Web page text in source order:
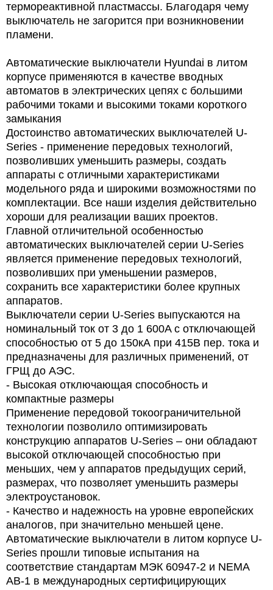
термореактивной пластмассы. Благодаря чему
выключатель не загорится при возникновении
пламени.
Автоматические выключатели Hyundai в литом
корпусе применяются в качестве вводных
автоматов в электрических цепях с большими
рабочими токами и высокими токами короткого
замыкания
Достоинство автоматических выключателей U-
Series - применение передовых технологий,
позволивших уменьшить размеры, создать
аппараты с отличными характеристиками
модельного ряда и широкими возможностями по
комплектации. Все наши изделия действительно
хороши для реализации ваших проектов.
Главной отличительной особенностью
автоматических выключателей серии U-Series
является применение передовых технологий,
позволивших при уменьшении размеров,
сохранить все характеристики более крупных
аппаратов.
Выключатели серии U-Series выпускаются на
номинальный ток от 3 до 1 600A с отключающей
способностью от 5 до 150кА при 415В пер. тока и
предназначены для различных применений, от
ГРЩ до АЭС.
- Высокая отключающая способность и
компактные размеры
Применение передовой токоограничительной
технологии позволило оптимизировать
конструкцию аппаратов U-Series – они обладают
высокой отключающей способностью при
меньших, чем у аппаратов предыдущих серий,
размерах, что позволяет уменьшить размеры
электроустановок.
- Качество и надежность на уровне европейских
аналогов, при значительно меньшей цене.
Автоматические выключатели в литом корпусе U-
Series прошли типовые испытания на
соответствие стандартам МЭК 60947-2 и NEMA
AB-1 в международных сертифицирующих